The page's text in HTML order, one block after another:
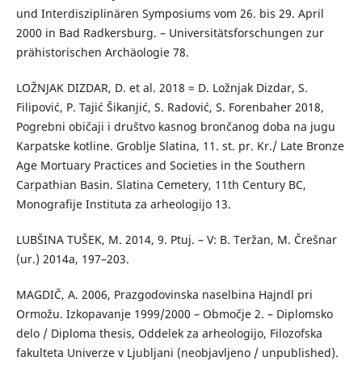
und Interdisziplinären Symposiums vom 26. bis 29. April
2000 in Bad Radkersburg. – Universitätsforschungen zur
prähistorischen Archäologie 78.
LOŽNJAK DIZDAR, D. et al. 2018 = D. Ložnjak Dizdar, S.
Filipović, P. Tajić Šikanjić, S. Radović, S. Forenbaher 2018,
Pogrebni običaji i društvo kasnog brončanog doba na jugu
Karpatske kotline. Groblje Slatina, 11. st. pr. Kr./ Late Bronze
Age Mortuary Practices and Societies in the Southern
Carpathian Basin. Slatina Cemetery, 11th Century BC,
Monografije Instituta za arheologijo 13.
LUBŠINA TUŠEK, M. 2014, 9. Ptuj. – V: B. Teržan, M. Črešnar
(ur.) 2014a, 197–203.
MAGDIČ, A. 2006, Prazgodovinska naselbina Hajndl pri
Ormožu. Izkopavanje 1999/2000 – Območje 2. – Diplomsko
delo / Diploma thesis, Oddelek za arheologijo, Filozofska
fakulteta Univerze v Ljubljani (neobjavljeno / unpublished).